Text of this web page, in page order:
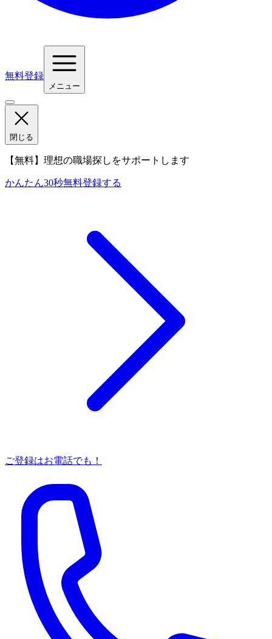
無料登録
メニュー
閉じる
【無料】理想の職場探しをサポートします
かんたん30秒無料登録する
ご登録はお電話でも！